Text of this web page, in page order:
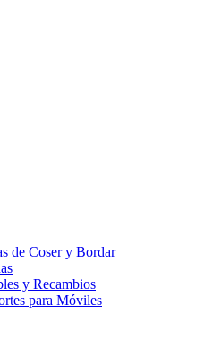
de Coser y Bordar
y Recambios
para Móviles